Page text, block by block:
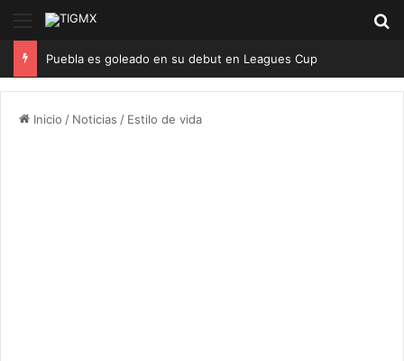
Menú
Puebla es goleado en su debut en Leagues Cup
Inicio / Noticias / Estilo de vida